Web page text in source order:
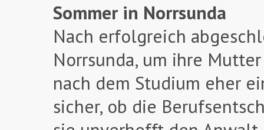
Sommer in Norrsunda
Nach erfolgreich
Norrsunda, um ihre
nach dem Studium eher
sicher, ob die